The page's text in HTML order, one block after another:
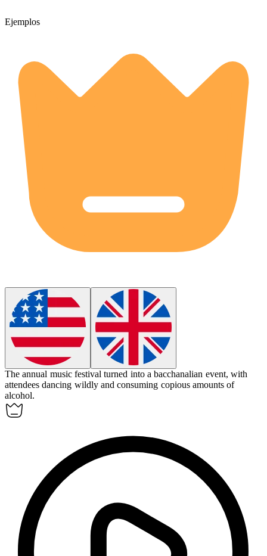
Ejemplos
The annual music festival turned into abacchanalian event, with
attendees dancing wildly and consuming copious amounts of
alcohol.